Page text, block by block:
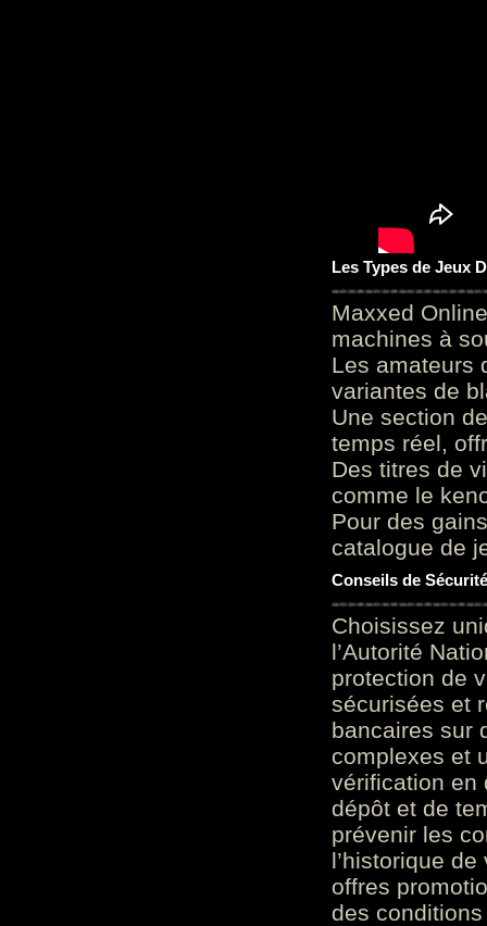
Les Types de Jeux
Maxxed
machines à
Les amateurs
variantes de
Une section
temps réel,
Des titres de
comme le
Pour des
catalogue de
Conseils de
Choisissez
l’Autorité
protection de
sécurisées et
bancaires sur
complexes et
vérification en
dépôt et de
prévenir les
l’historique
offres
des